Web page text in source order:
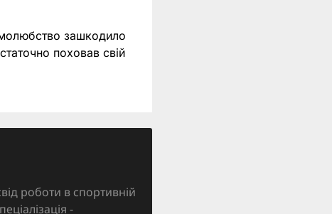
зашкодило
поховав свій
роботи в спортивній
-